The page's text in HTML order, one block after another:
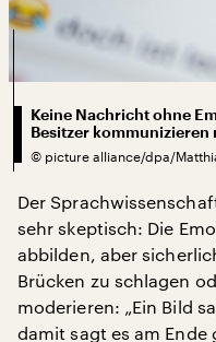
Keine Nachricht ohne
Besitzer
© picture alliance/dpa/
Der
sehr skeptisch: Die
abbilden, aber
Brücken zu schlagen
moderieren: „Ein Bild
damit sagt es am Ende